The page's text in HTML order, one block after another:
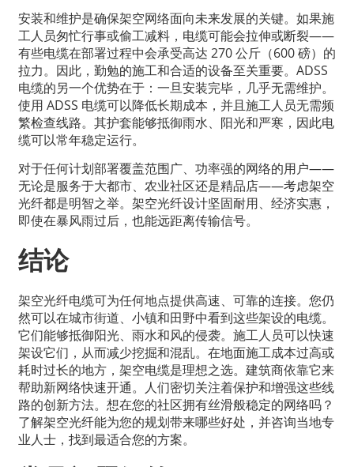
安装和维护是确保架空网络面向未来发展的关键。如果施
工人员匆忙行事或偷工减料，电缆可能会拉伸或断裂——
有些电缆在部署过程中会承受高达 270 公斤（600 磅）的
拉力。因此，勤勉的施工和合适的设备至关重要。ADSS
电缆的另一个优势在于：一旦安装完毕，几乎无需维护。
使用 ADSS 电缆可以降低长期成本，并且施工人员无需频
繁检查线路。其护套能够抵御雨水、阳光和严寒，因此电
缆可以常年稳定运行。
对于任何计划部署覆盖范围广、功率强的网络的用户——
无论是服务于大都市、农业社区还是精品店——考虑架空
光纤都是明智之举。架空光纤设计坚固耐用、经济实惠，
即使在暴风雨过后，也能远距离传输信号。
结论
架空光纤电缆可为任何地点提供高速、可靠的连接。您仍
然可以在城市街道、小镇和田野中看到这些架设的电缆。
它们能够抵御阳光、雨水和风的侵袭。施工人员可以快速
架设它们，从而减少挖掘和混乱。在地面施工成本过高或
耗时过长的地方，架空电缆是理想之选。建筑商依靠它来
帮助新网络快速开通。人们密切关注着保护和增强这些线
路的创新方法。想在您的社区拥有丝滑般稳定的网络吗？
了解架空光纤能为您的规划带来哪些好处，并咨询当地专
业人士，找到最适合您的方案。